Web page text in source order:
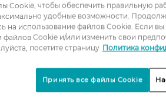
1
2
3
4
Cookie, чтобы обеспечить правильную
удобные возможности.
на использование файлов Cookie. Если
файлов Cookie и/или изменить свои
посетите страницу Политика
Принять все файлы Cookie